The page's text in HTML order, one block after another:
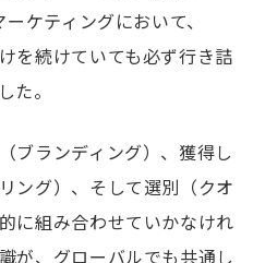
ーケティングにおいて、
を続けていても必ず行き詰
た。
ブランディング）、獲得し
ング）、そして選別（クオ
に組み合わせていかなけれ
が、グローバルでも共通し